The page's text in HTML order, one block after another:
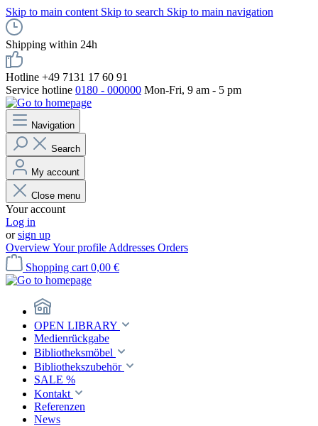
Skip to main content Skip to search Skip to main navigation
Shipping within 24h
Hotline +49 7131 17 60 91
Service hotline 0180 - 000000 Mon-Fri, 9 am - 5 pm
Navigation
Search
My account
Close menu
Your account
Log in
orsign up
OverviewYour profile Addresses Orders
Shopping cart 0,00 €
OPEN LIBRARY
Medienrückgabe
Bibliotheksmöbel
Bibliothekszubehör
SALE %
Kontakt
Referenzen
News